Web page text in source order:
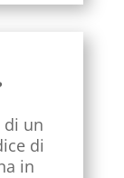
di un
di
in